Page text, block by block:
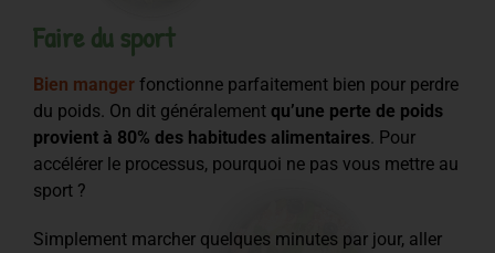
Faire du sport
Bien manger fonctionne parfaitement bien pour perdre
du poids. On dit généralement qu’une perte de poids
provient à 80% des habitudes alimentaires. Pour
accélérer le processus, pourquoi ne pas vous mettre au
sport ?
Simplement marcher quelques minutes par jour, aller